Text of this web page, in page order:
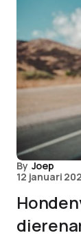
By Joep
12 januari